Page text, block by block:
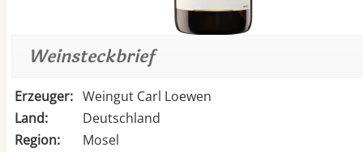
Weinsteckbrief
Erzeuger: Weingut Carl Loewen
Land:
Deutschland
Region:
Mosel